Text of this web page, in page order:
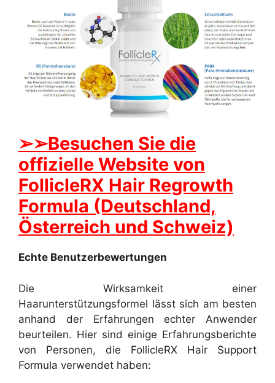
➢➢Besuchen Sie die
offizielle Website von
FollicleRX Hair Regrowth
Formula (Deutschland,
Österreich und Schweiz)
Echte Benutzerbewertungen
Die Wirksamkeit einer
Haarunterstützungsformel lässt sich am besten
anhand der Erfahrungen echter Anwender
beurteilen. Hier sind einige Erfahrungsberichte
von Personen, die FollicleRX Hair Support
Formula verwendet haben: